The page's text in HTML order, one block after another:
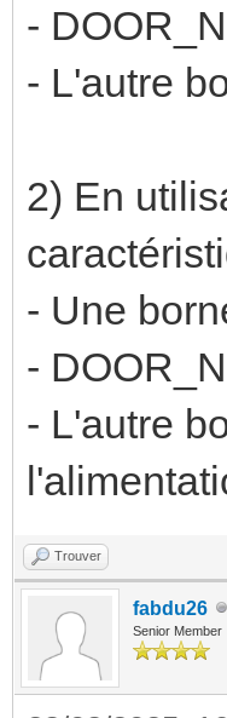
-
- L'autre
2) En
- Une
-
- L'autre
Trouver
fabdu26
Senior Member